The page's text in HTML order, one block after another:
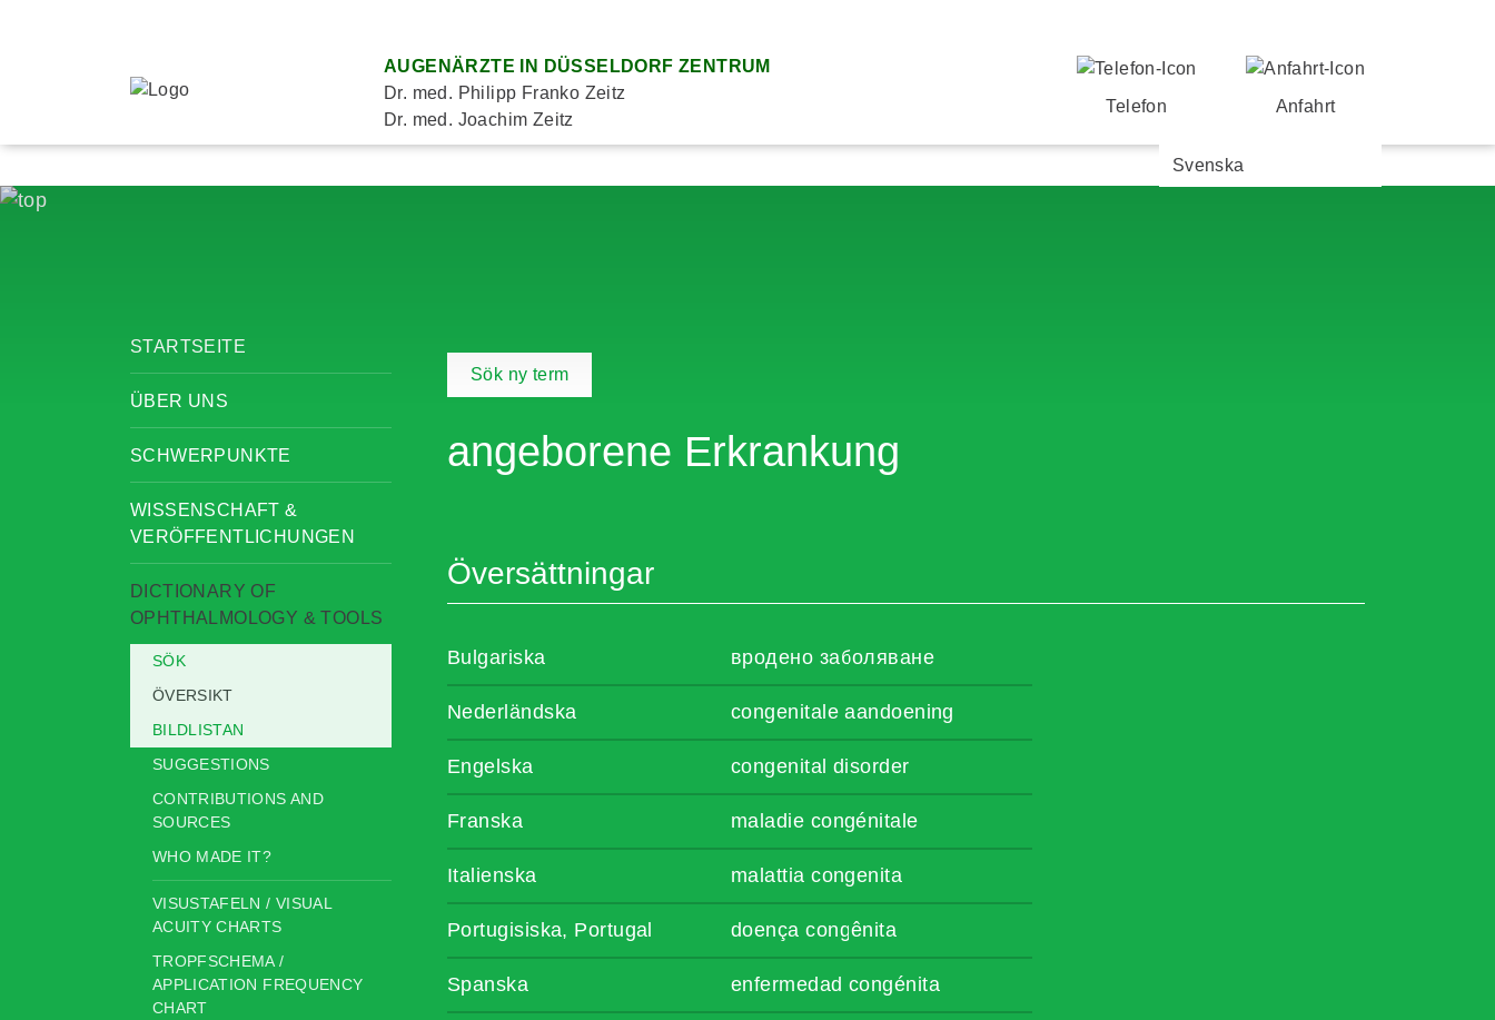
AUGENÄRZTE IN DÜSSELDORF ZENTRUM
Dr. med. Philipp Franko Zeitz
Dr. med. Joachim Zeitz
Telefon Anfahrt
Svenska
STARTSEITE
ÜBER UNS
SCHWERPUNKTE
WISSENSCHAFT &
VERÖFFENTLICHUNGEN
DICTIONARY OF
OPHTHALMOLOGY & TOOLS
SÖK
ÖVERSIKT
BILDLISTAN
SUGGESTIONS
CONTRIBUTIONS AND
SOURCES
WHO MADE IT?
VISUSTAFELN / VISUAL
ACUITY CHARTS
TROPFSCHEMA /
APPLICATION FREQUENCY
CHART
Sök ny term
angeborene Erkrankung
Översättningar
Bulgariska вродено заболяване
Nederländska congenitale aandoening
Engelska congenital disorder
Franska maladie congénitale
Italienska malattia congenita
Portugisiska, Portugal doença congênita
Spanska enfermedad congénita